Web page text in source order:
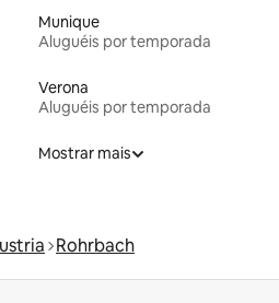
Munique
Aluguéis por temporada
Verona
Aluguéis por temporada
Mostrar mais
Rohrbach